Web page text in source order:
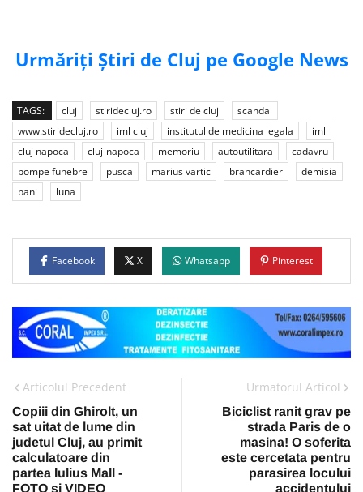
Urmăriți Știri de Cluj pe Google News
TAGS: cluj stiridecluj.ro stiri de cluj
scandal
www.stiridecluj.ro
iml cluj institutul de medicina legala
iml
cluj napoca
cluj-napoca memoriu autoutilitara
cadavru
pompe funebre
pusca marius vartic brancardier
demisia
bani
luna
Facebook X Whatsapp Pinterest
Articolul Precedent
Copiii din Ghirolt, un
sat uitat de lume din
judetul Cluj, au primit
calculatoare din
partea Iulius Mall -
FOTO si VIDEO
Urmatorul Articol
Biciclist ranit grav pe
strada Paris de o
masina! O soferita
este cercetata pentru
parasirea locului
accidentului